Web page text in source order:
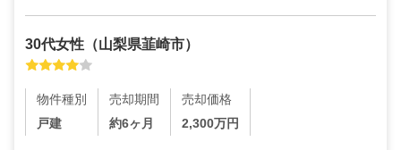
30代女性 （山梨県韮崎市）
物件種別
戸建
売却期間
約6ヶ月
売却価格
2,300万円